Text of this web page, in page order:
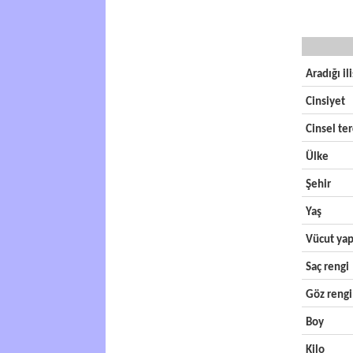
Aradığı
Cinsiyet
Cinsel
Ülke
Şehir
Yaş
Vücut
Saç rengi
Göz rengi
Boy
Kilo